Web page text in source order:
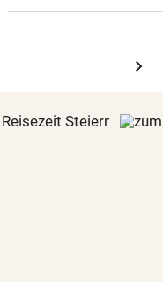
chevron_right